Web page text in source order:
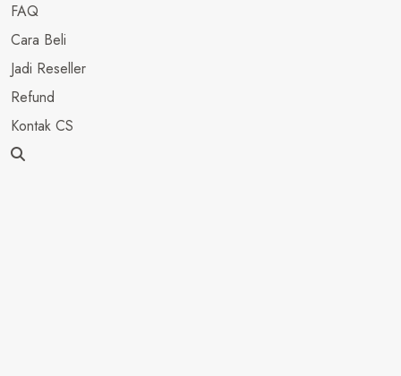
FAQ
Cara Beli
Jadi Reseller
Refund
Kontak CS